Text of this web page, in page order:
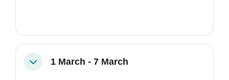
Collapse1 March - 7 March